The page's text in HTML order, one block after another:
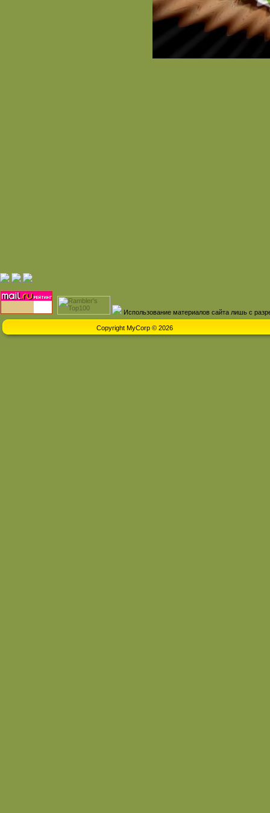
Использование материалов сайта лишь с
Copyright MyCorp © 2026